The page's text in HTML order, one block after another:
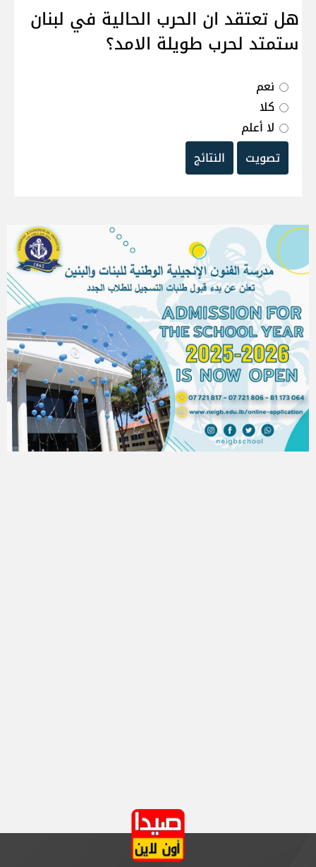
هل تعتقد ان الحرب الحالية في لبنان
ستمتد لحرب طويلة الامد؟
نعم
كلا
لا أعلم
تصويت
النتائج